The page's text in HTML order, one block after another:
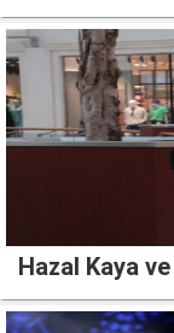
Hazal Kaya